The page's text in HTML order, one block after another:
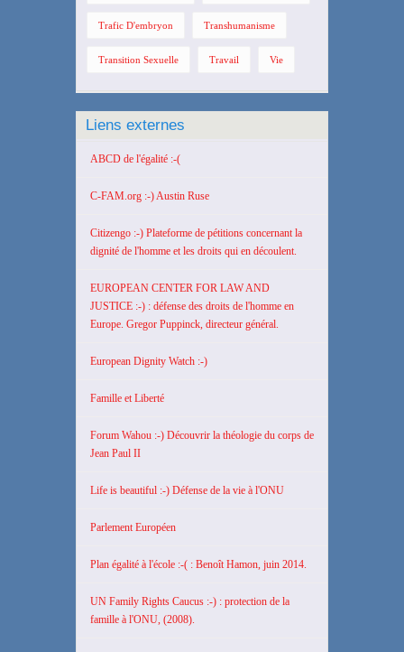
Trafic D'embryon Transhumanisme
Transition Sexuelle Travail Vie
Liens externes
ABCD de l'égalité :-(
C-FAM.org :-) Austin Ruse
Citizengo :-) Plateforme de pétitions concernant la
dignité de l'homme et les droits qui en découlent.
EUROPEAN CENTER FOR LAW AND
JUSTICE :-) : défense des droits de l'homme en
Europe. Gregor Puppinck, directeur général.
European Dignity Watch :-)
Famille et Liberté
Forum Wahou :-) Découvrir la théologie du corps de
Jean Paul II
Life is beautiful :-) Défense de la vie à l'ONU
Parlement Européen
Plan égalité à l'école :-( : Benoît Hamon, juin 2014.
UN Family Rights Caucus :-) : protection de la
famille à l'ONU, (2008).